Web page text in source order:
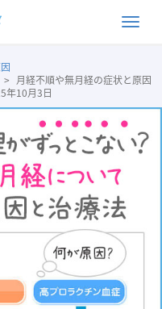
月経不順や無月経の症状と原因
年10月3日